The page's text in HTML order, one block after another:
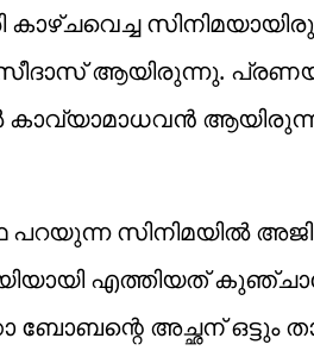
കാഴ്ചവെച്ച
ആയിരുന്നു.
കാവ്യാമാധവൻ
സിനിമയിൽ
എത്തിയത്
ബോബന്റെ അച്ഛന് ഒട്ടും